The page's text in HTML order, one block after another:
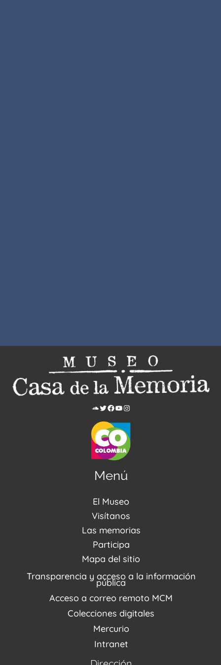
Menú
El Museo
Acerca de nosotros
Noticias
PQRSDF
Visítanos
Visítanos
Reserva tus espacios
Agenda / Programación
Recorridos Virtuales
Las memorias
Centro de Recursos
Repositorio (MUSEO / CASA / MEMORIA)
Narrativas del conflicto
Proyectos
Enlaces de memorias
Fondo Editorial
Participa
Estímulos
Mapa del sitio
Transparencia y acceso a la información
pública
Acceso a correo remoto MCM
Colecciones digitales
Mercurio
Intranet